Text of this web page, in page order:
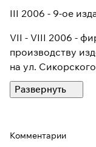
III 2006 - 9-ое
VII - VIII 2006 -
производству
на ул.
Комментарии